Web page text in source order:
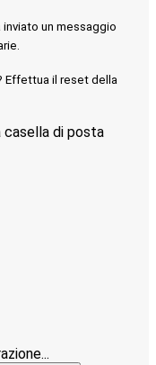
inviato un messaggio
Effettua il reset della
casella di posta